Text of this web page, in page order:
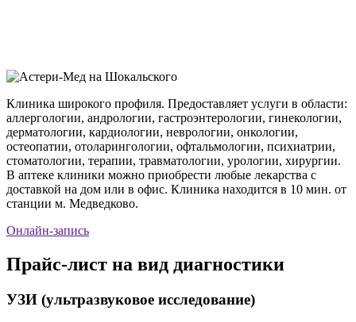
Клиника широкого профиля. Предоставляет услуги в области:
аллергологии, андрологии, гастроэнтерологии, гинекологии,
дерматологии, кардиологии, неврологии, онкологии,
остеопатии, отоларингологии, офтальмологии, психиатрии,
стоматологии, терапии, травматологии, урологии, хирургии.
В аптеке клиники можно приобрести любые лекарства с
доставкой на дом или в офис. Клиника находится в 10 мин. от
станции м. Медведково.
Онлайн-запись
Прайс-лист на вид диагностики
УЗИ (ультразвуковое исследование)